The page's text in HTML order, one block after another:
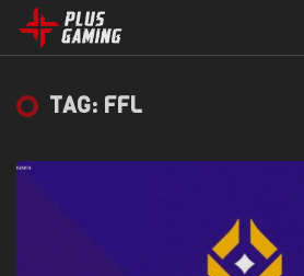
TAG: FFL